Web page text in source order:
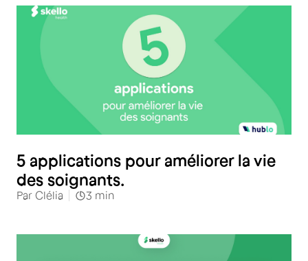
5 applications pour améliorer la vie
des soignants.
Par Clélia 3 min